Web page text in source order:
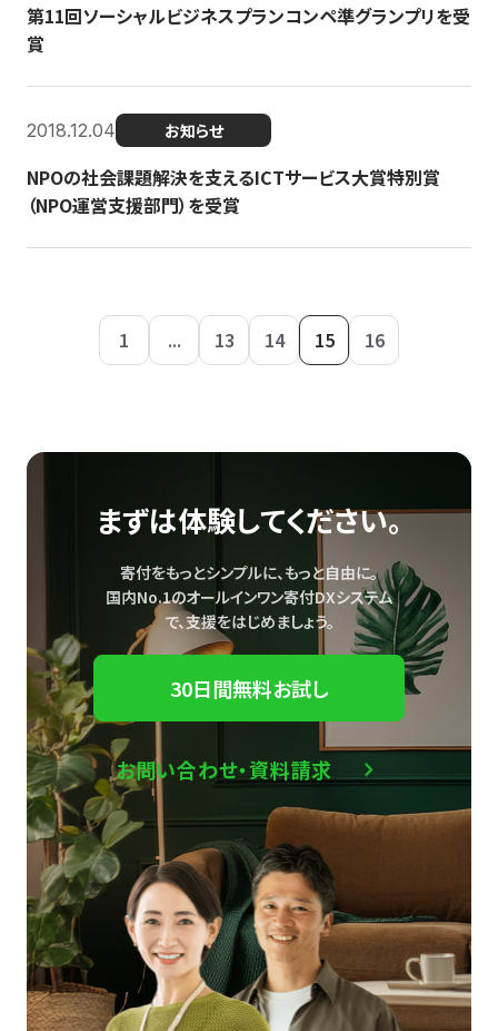
第11回ソーシャルビジネスプランコンペ準グランプリを受
賞
2018.12.04 お知らせ
NPOの社会課題解決を支えるICTサービス大賞特別賞
（NPO運営支援部門）を受賞
1 ... 13 14 15 16
まずは体験してください。
寄付をもっとシンプルに、もっと自由に。
国内No.1のオールインワン寄付DXシステム
で、支援をはじめましょう。
30日間無料お試し
お問い合わせ・資料請求